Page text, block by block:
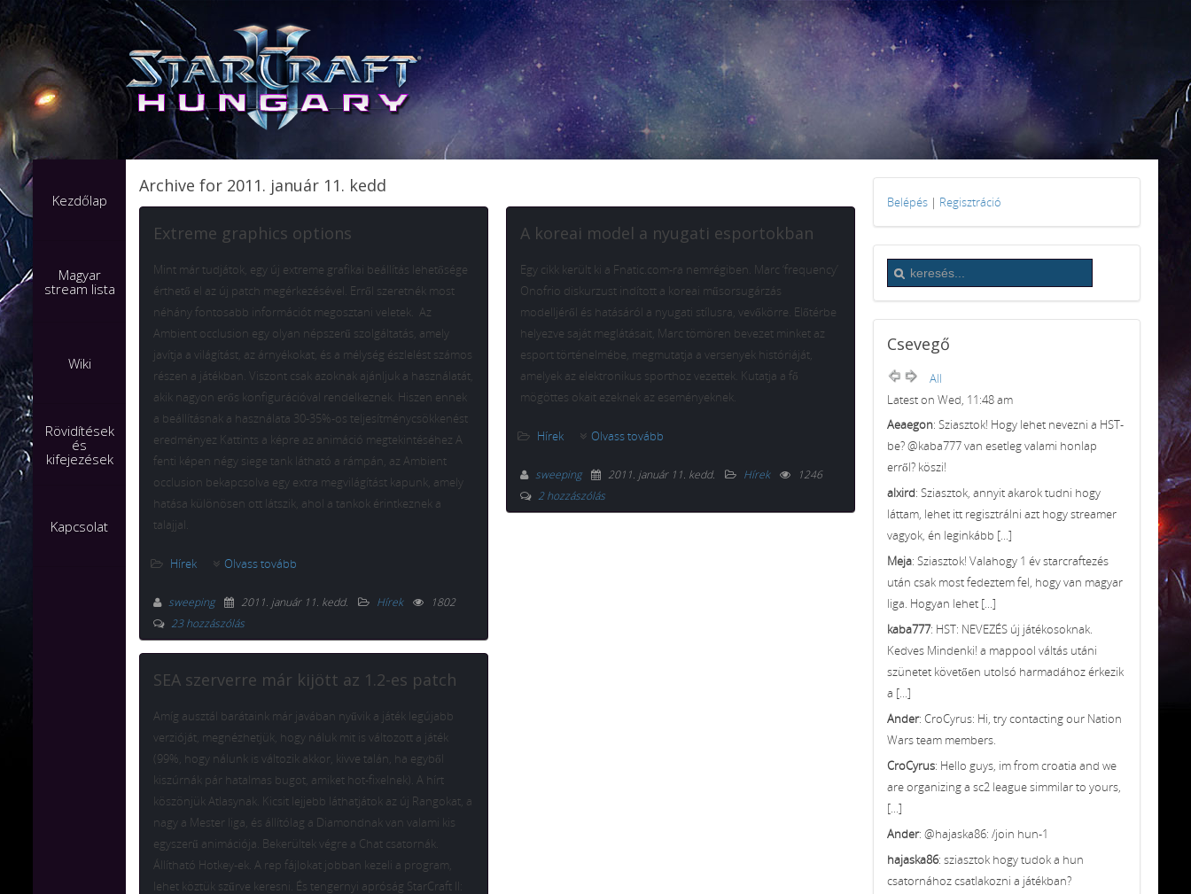
Kezdőlap
Magyar
stream lista
Wiki
Rövidítések
és
kifejezések
Kapcsolat
Archive for 2011. január 11. kedd
Extreme graphics options
Mint már tudjátok, egy új extreme grafikai beállítás lehetősége
érthető el az új patch megérkezésével. Erről szeretnék most
néhány fontosabb információt megosztani veletek. Az
Ambient occlusion egy olyan népszerű szolgáltatás, amely
javítja a világítást, az árnyékokat, és a mélység észlelést számos
részen a játékban. Viszont csak azoknak ajánljuk a használatát,
akik nagyon erős konfigurációval rendelkeznek. Hiszen ennek
a beállításnak a használata 30-35%-os teljesítménycsökkenést
eredményez Kattints a képre az animáció megtekintéséhez A
fenti képen négy siege tank látható a rámpán, az Ambient
occlusion bekapcsolva egy extra megvilágítást kapunk, amely
hatása különösen ott látszik, ahol a tankok érintkeznek a
talajjal.
Hírek Olvass tovább
sweeping 2011. január 11. kedd. Hírek
1802
23 hozzászólás
SEA szerverre már kijött az 1.2-es patch
Amíg ausztál barátaink már javában nyűvik a játék legújabb
verzióját, megnézhetjük, hogy náluk mit is változott a játék
(99%, hogy nálunk is változik akkor, kivve talán, ha egyből
kiszúrnák pár hatalmas bugot, amiket hot-fixelnek). A hírt
köszönjük Atlasynak. Kicsit lejjebb láthatjátok az új Rangokat, a
nagy a Mester liga, és állítólag a Diamondnak van valami kis
egyszerű animációja. Bekerültek végre a Chat csatornák.
Állítható Hotkey-ek. A rep fájlokat jobban kezeli a program,
lehet köztük szűrve keresni. És tengernyi apróság StarCraft II:
A koreai model a nyugati esportokban
Egy cikk került ki a Fnatic.com-ra nemrégiben. Marc ‘frequency’
Onofrio diskurzust indított a koreai műsorsugárzás
modelljéről és hatásáról a nyugati stílusra, vevőkörre. Előtérbe
helyezve saját meglátásait, Marc tömören bevezet minket az
esport történelmébe, megmutatja a versenyek históriáját,
amelyek az elektronikus sporthoz vezettek. Kutatja a fő
mögöttes okait ezeknek az eseményeknek.
Hírek Olvass tovább
sweeping 2011. január 11. kedd. Hírek
1246
2 hozzászólás
Belépés | Regisztráció
Csevegő
All
Latest on Wed, 11:48 am
Aeaegon: Sziasztok! Hogy lehet nevezni a HST-
be? @kaba777 van esetleg valami honlap
erről? köszi!
alxird: Sziasztok, annyit akarok tudni hogy
láttam, lehet itt regisztrálni azt hogy streamer
vagyok, én leginkább [...]
Meja: Sziasztok! Valahogy 1 év starcraftezés
után csak most fedeztem fel, hogy van magyar
liga. Hogyan lehet [...]
kaba777: HST: NEVEZÉS új játékosoknak.
Kedves Mindenki! a mappool váltás utáni
szünetet követően utolsó harmadához érkezik
a [...]
Ander: CroCyrus: Hi, try contacting our Nation
Wars team members.
CroCyrus: Hello guys, im from croatia and we
are organizing a sc2 league simmilar to yours,
[...]
Ander: @hajaska86: /join hun-1
hajaska86: sziasztok hogy tudok a hun
csatornához csatlakozni a játékban?